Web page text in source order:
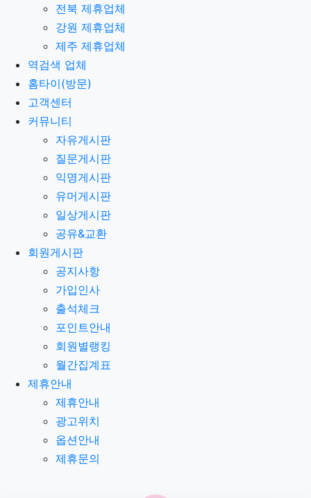
전북 제휴업체
강원 제휴업체
제주 제휴업체
역검색 업체
홈타이(방문)
고객센터
커뮤니티
자유게시판
질문게시판
익명게시판
유머게시판
일상게시판
공유&교환
회원게시판
공지사항
가입인사
출석체크
포인트안내
회원별랭킹
월간집계표
제휴안내
제휴안내
광고위치
옵션안내
제휴문의